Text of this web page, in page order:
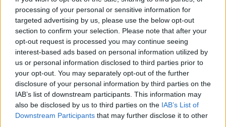
processing of your personal or sensitive information for
targeted advertising by us, please use the below opt-out
section to confirm your selection. Please note that after your
opt-out request is processed you may continue seeing
interest-based ads based on personal information utilized by
us or personal information disclosed to third parties prior to
your opt-out. You may separately opt-out of the further
disclosure of your personal information by third parties on the
IAB’s list of downstream participants. This information may
also be disclosed by us to third parties on the IAB’s List of
Downstream Participants that may further disclose it to other